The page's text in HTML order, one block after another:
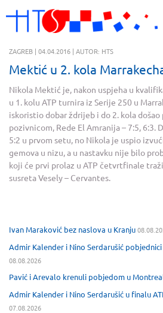
ZAGREB | 04.04.2016 | AUTOR: HTS
Mektić u 2. kola
Nikola Mektić je, nakon uspjeha u
u 1. kolu ATP turnira iz Serije 250 u
iskoristio dobar ždrijeb i do 2. kola došao
pozivnicom, Rede El Amranija – 7:5, 6:3.
5:2 u prvom setu, no Nikola je uspio
gemova u nizu, a u nastavku nije bilo
koji će prvi prolaz u ATP četvrtfinale
susreta Vesely – Cervantes.
Ivan Maraković bez naslova u Kranju
Admir Kalender i Nino Serdarušić
08.08.2026
Pavić i Arevalo krenuli pobjedom u
Admir Kalender i Nino Serdarušić u finalu
07.08.2026